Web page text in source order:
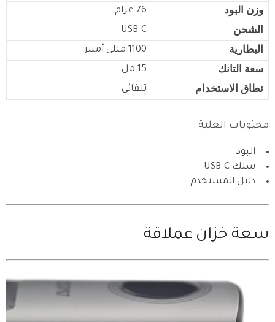
وزن البود 76 غرام
الشحن USB-C
البطارية 1100 مللي أمبير
سعة التانك 15 مل
نطاق الاستخدام تلقائي
محتويات العلبة :
البود
سلك USB-C
دليل المستخدم
سعة خزان عملاقة